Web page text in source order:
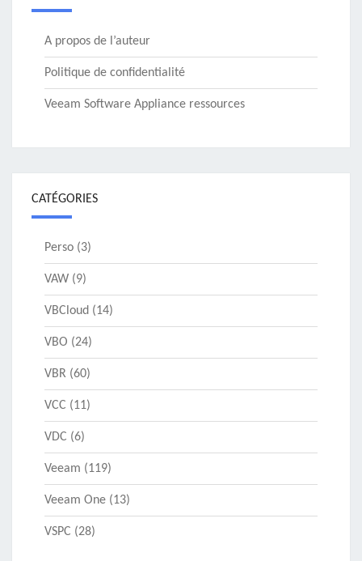
A propos de l’auteur
Politique de confidentialité
Veeam Software Appliance ressources
CATÉGORIES
Perso (3)
VAW (9)
VBCloud (14)
VBO (24)
VBR (60)
VCC (11)
VDC (6)
Veeam (119)
Veeam One (13)
VSPC (28)